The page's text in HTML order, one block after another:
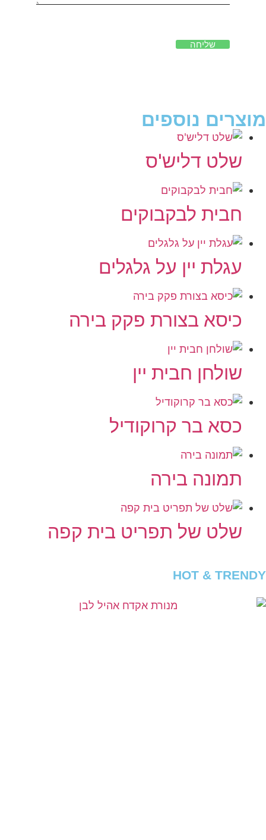
שליחה
מוצרים נוספים
שלט דליש'ס
חבית לבקבוקים
עגלת יין על גלגלים
כיסא בצורת פקק בירה
שולחן חבית יין
כסא בר קרוקודיל
תמונה בירה
שלט של תפריט בית קפה
HOT & TRENDY